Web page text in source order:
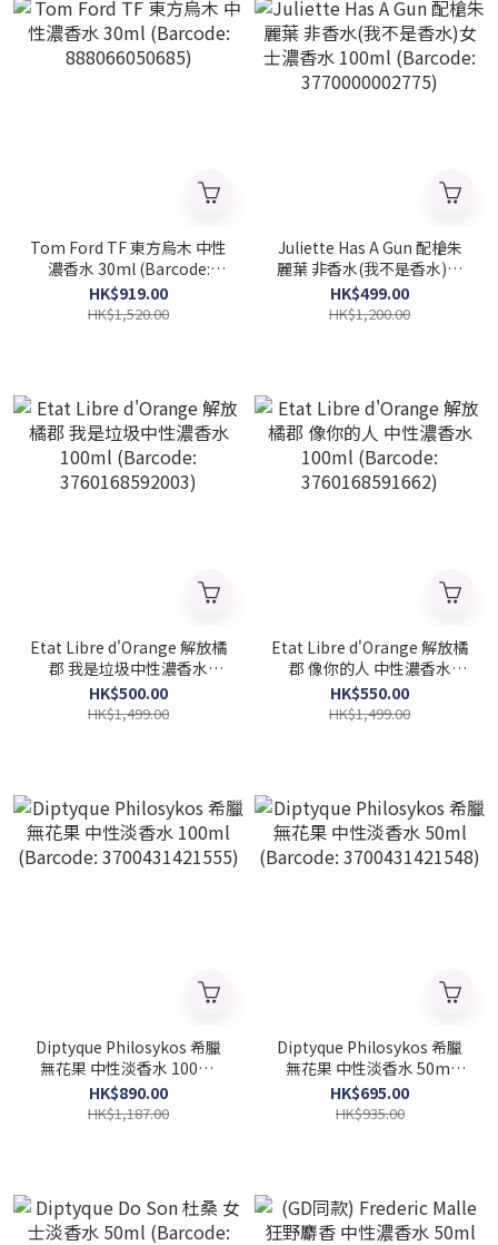
Tom Ford TF 東方烏木 中性
濃香水 30ml (Barcode:
888066050685)
HK$919.00
HK$1,520.00
Juliette Has A Gun 配槍朱
麗葉 非香水(我不是香水)女
士濃香水 100ml (Barcode:
3770000002775)
HK$499.00
HK$1,200.00
Etat Libre d'Orange 解放橘
郡 我是垃圾中性濃香水
100ml (Barcode:
3760168592003)
HK$500.00
HK$1,499.00
Etat Libre d'Orange 解放橘
郡 像你的人 中性濃香水
100ml (Barcode:
3760168591662)
HK$550.00
HK$1,499.00
Diptyque Philosykos 希臘
無花果 中性淡香水 100ml
(Barcode: 3700431421555)
HK$890.00
HK$1,187.00
Diptyque Philosykos 希臘
無花果 中性淡香水 50ml
(Barcode: 3700431421548)
HK$695.00
HK$935.00